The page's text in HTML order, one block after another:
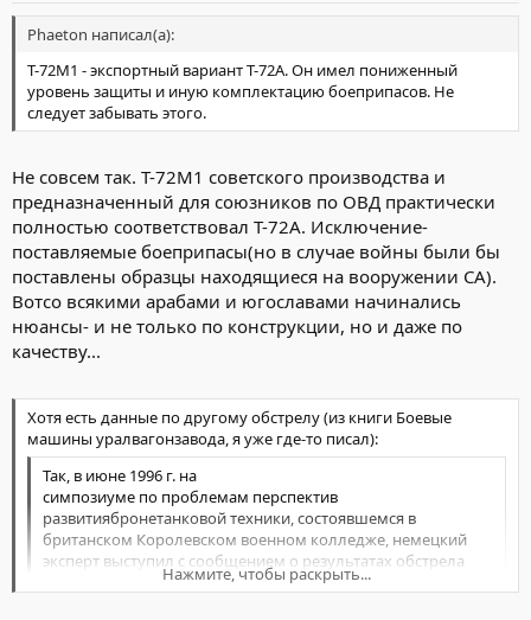
Phaeton написал(а):
Т-72М1 - экспортный вариант Т-72А. Он имел пониженный
уровень защиты и иную комплектацию боеприпасов. Не
следует забывать этого.
Не совсем так. Т-72М1 советского производства и
предназначенный для союзников по ОВД практически
полностью соответствовал Т-72А. Исключение-
поставляемые боеприпасы(но в случае войны были бы
поставлены образцы находящиеся на вооружении СА).
Вотсо всякими арабами и югославами начинались
нюансы- и не только по конструкции, но и даже по
качеству...
Хотя есть данные по другому обстрелу (из книги Боевые
машины уралвагонзавода, я уже где-то писал):
Так, в июне 1996 г. на
симпозиуме по проблемам перспектив
развитиябронетанковой техники, состоявшемся в
британском Королевском военном колледже, немецкий
эксперт выступил с сообщением о результатах обстрела
танка Т-72 с активной броней на полигоне фирмы
Нажмите, чтобы раскрыть...